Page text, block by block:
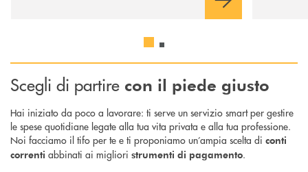
Scegli di partire con il piede giusto
Hai iniziato da poco a lavorare: ti serve un servizio smart per gestire
le spese quotidiane legate alla tua vita privata e alla tua professione.
Noi facciamo il tifo per te e ti proponiamo un’ampia scelta di conti
correnti abbinati ai migliori strumenti di pagamento.